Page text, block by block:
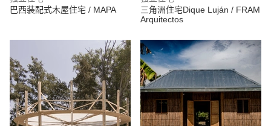
巴西装配式木屋住宅 / MAPA
三角洲住宅Dique Luján / FRAM
Arquitectos